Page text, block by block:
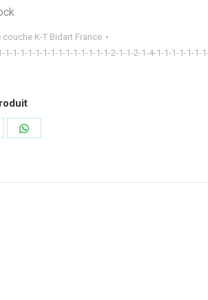
couche K-T Bidart France
1-1-1-1-1-1-1-1-1-1-1-1-1-1-2-1-1-2-1-4-1-1-1-1-1-1-